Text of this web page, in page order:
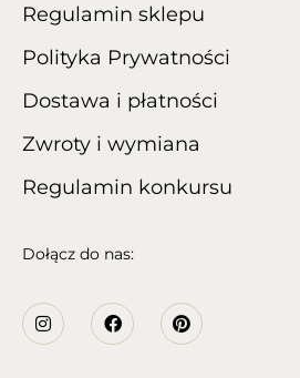
Regulamin sklepu
Polityka Prywatności
Dostawa i płatności
Zwroty i wymiana
Regulamin konkursu
Dołącz do nas: